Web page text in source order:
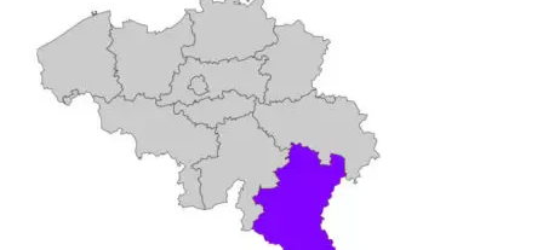
Diagnostic gratuit